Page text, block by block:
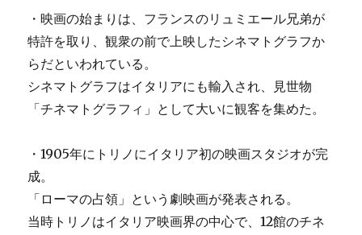
・映画の始まりは、フランスのリュミエール兄弟が
特許を取り、観衆の前で上映したシネマトグラフか
らだといわれている。
シネマトグラフはイタリアにも輸入され、見世物
「チネマトグラフィ」として大いに観客を集めた。
・1905年にトリノにイタリア初の映画スタジオが完
成。
「ローマの占領」という劇映画が発表される。
当時トリノはイタリア映画界の中心で、12館のチネ